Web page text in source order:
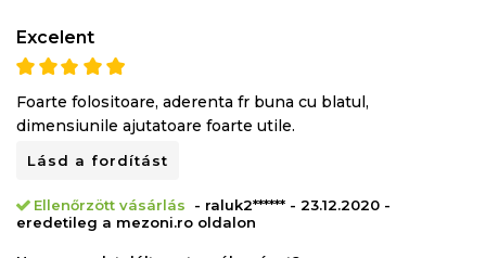
Excelent
Foarte folositoare, aderenta fr buna cu blatul,
dimensiunile ajutatoare foarte utile.
Lásd a fordítást
Ellenőrzött vásárlás
- raluk2****** - 23.12.2020 -
eredetileg a mezoni.ro oldalon